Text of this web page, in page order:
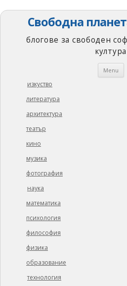
Свободна
блогове за свободен
култура
Menu
изкуство
литература
архитектура
театър
кино
музика
фотография
наука
математика
психология
философия
физика
образование
технология